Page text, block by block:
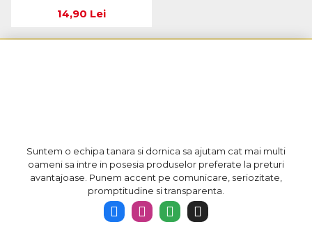
14,90 Lei
Suntem o echipa tanara si dornica sa ajutam cat mai multi
oameni sa intre in posesia produselor preferate la preturi
avantajoase. Punem accent pe comunicare, seriozitate,
promptitudine si transparenta.